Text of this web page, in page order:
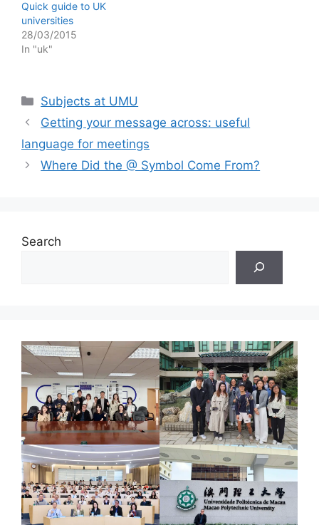
Quick guide to UK
universities
28/03/2015
In "uk"
Categories
Subjects at UMU
Getting your message across: useful
language for meetings
Where Did the @ Symbol Come From?
Search